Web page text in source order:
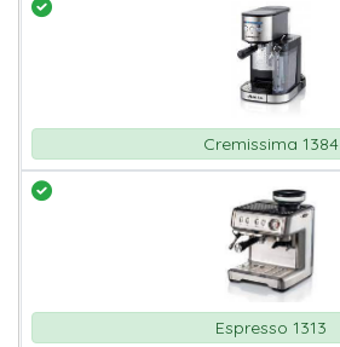
Cremissima 1384
Espresso 1313